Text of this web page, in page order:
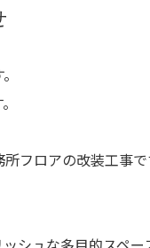
フロアの改装工事で